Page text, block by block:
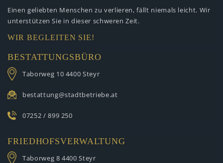
Einen geliebten Menschen zu verlieren, fällt niemals leicht. Wir
unterstützen Sie in dieser schweren Zeit.
WIR BEGLEITEN SIE!
BESTATTUNGSBÜRO
Taborweg 10 4400 Steyr
bestattung@stadtbetriebe.at
07252 / 899 250
FRIEDHOFSVERWALTUNG
Taborweg 8 4400 Steyr